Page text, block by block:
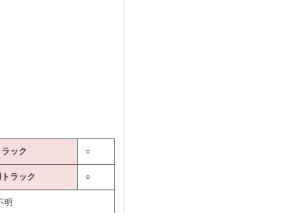
ック ○
ラック ○
明